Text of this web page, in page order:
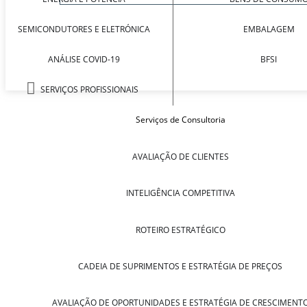
SEMICONDUTORES E ELETRÓNICA
ANÁLISE COVID-19
SERVIÇOS PROFISSIONAIS
EMBALAGEM
BFSI
Serviços de Consultoria
AVALIAÇÃO DE CLIENTES
INTELIGÊNCIA COMPETITIVA
ROTEIRO ESTRATÉGICO
CADEIA DE SUPRIMENTOS E ESTRATÉGIA DE PREÇOS
AVALIAÇÃO DE OPORTUNIDADES E ESTRATÉGIA DE